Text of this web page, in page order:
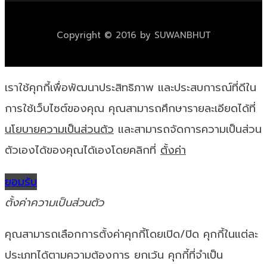
Copyright © 2016 by SUWANBHUT
เราใช้คุกกี้เพื่อพัฒนาประสิทธิภาพ และประสบการณ์ที่ดีใน
การใช้เว็บไซต์ของคุณ คุณสามารถศึกษารายละเอียดได้ที่
นโยบายความเป็นส่วนตัว และสามารถจัดการความเป็นส่วน
ตัวเองได้ของคุณได้เองโดยคลิกที่ ตั้งค่า
ยอมรับ
ตั้งค่าความเป็นส่วนตัว
คุณสามารถเลือกการตั้งค่าคุกกี้โดยเปิด/ปิด คุกกี้ในแต่ละ
ประเภทได้ตามความต้องการ ยกเว้น คุกกี้ที่จำเป็น